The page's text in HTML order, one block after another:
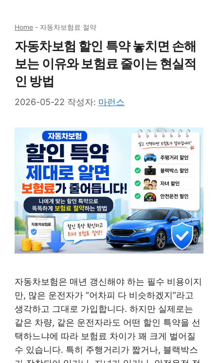
Home - 자동차보험료 절약
자동차보험 할인 특약 놓치면 손해
보는 이유와 보험료 줄이는 현실적
인 방법
2026-05-22 작성자: 마런스
자동차보험은 매년 갱신해야 하는 필수 비용이지
만, 많은 운전자가 “어차피 다 비슷하겠지”라고
생각하고 그대로 가입합니다. 하지만 실제로는
같은 차량, 같은 운전자라도 어떤 할인 특약을 선
택하느냐에 따라 보험료 차이가 꽤 크게 벌어질
수 있습니다. 특히 주행거리가 짧거나, 블랙박스